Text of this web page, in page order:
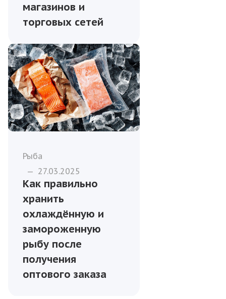
магазинов и
торговых сетей
Рыба
— 27.03.2025
Как правильно
хранить
охлаждённую и
замороженную
рыбу после
получения
оптового заказа